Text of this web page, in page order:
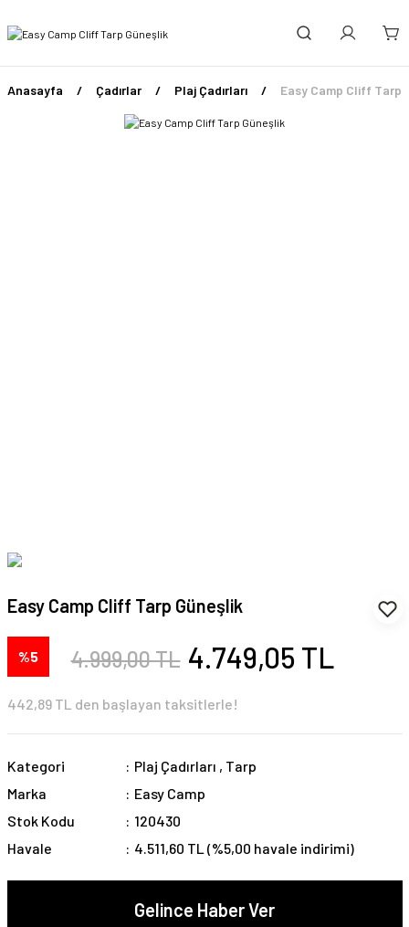
Anasayfa Çadırlar Plaj Çadırları Easy Camp Cliff Tarp
Easy Camp Cliff Tarp Güneşlik
%5 4.999,00 TL 4.749,05 TL
442,89 TL den başlayan taksitlerle!
Kategori Plaj Çadırları , Tarp
Marka
Easy Camp
Stok Kodu
120430
Havale
4.511,60 TL (%5,00 havale indirimi)
Gelince Haber Ver